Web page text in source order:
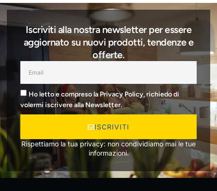
Iscriviti alla nostra newsletter per essere
aggiornato su nuovi prodotti, tendenze e
offerte.
Ho letto e compreso la Privacy Policy, richiedo di
volermi iscrivere alla Newsletter.
ISCRIVITI
Rispettiamo la tua privacy: non condividiamo mai le tue
informazioni.